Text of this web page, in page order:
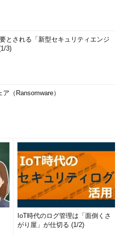
とされる「新型セキュリティエンジ
3)
（Ransomware）
IoT時代のログ管理は「面倒くさ
がり屋」が仕切る (1/2)